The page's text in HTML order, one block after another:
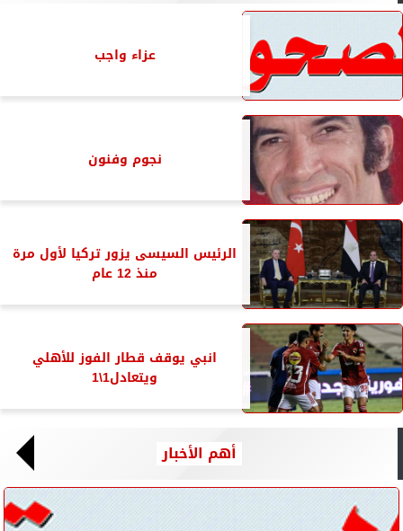
عزاء واجب
نجوم وفنون
الرئيس السيسى يزور تركيا لأول مرة
منذ 12 عام
انبي يوقف قطار الفوز للأهلي
ويتعادل1\1
أهم الأخبار